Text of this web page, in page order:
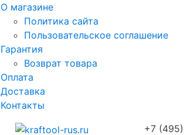
О магазине
Политика сайта
Пользовательское соглашение
Гарантия
Возврат товара
Оплата
Доставка
Контакты
+7 (495)